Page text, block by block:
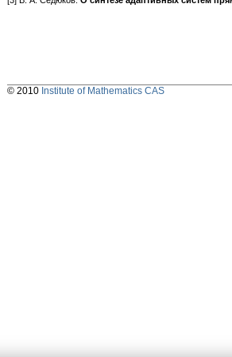
© 2010 Institute of Mathematics CAS